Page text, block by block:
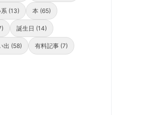
(13) 本 (65)
誕生日 (14)
出 (58) 有料記事 (7)